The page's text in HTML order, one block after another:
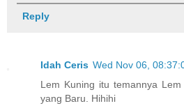
Reply
Idah Ceris Wed Nov 06,
Lem Kuning itu temannya
yang Baru. Hihihi